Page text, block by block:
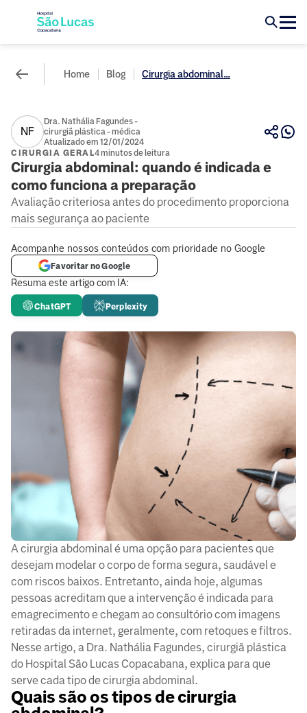
Home Blog Cirurgia abdominal...
NF
Dra. Nathália Fagundes -
cirurgiã plástica - médica
Atualizado em 12/01/2024
CIRURGIA GERAL4 minutos de leitura
Cirurgia abdominal: quando é indicada e
como funciona a preparação
Avaliação criteriosa antes do procedimento proporciona
mais segurança ao paciente
Resuma este artigo com IA:
ChatGPT Perplexity
Acompanhe nossos conteúdos com prioridade no Google
Favoritar no Google
A cirurgia abdominal é uma opção para pacientes que
desejam modelar o corpo de forma segura, saudável e
com riscos baixos. Entretanto, ainda hoje, algumas
pessoas acreditam que a intervenção é indicada para
emagrecimento e chegam ao consultório com imagens
retiradas da internet, geralmente, com retoques e filtros.
Nesse artigo, a Dra. Nathália Fagundes, cirurgiã plástica
do Hospital São Lucas Copacabana, explica para que
serve cada tipo de cirurgia abdominal.
Quais são os tipos de cirurgia